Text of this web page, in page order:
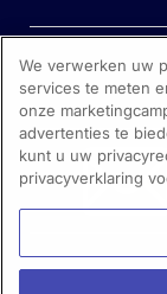
We verwerken uw
services te meten
onze
advertenties te
kunt u uw
privacyverklaring